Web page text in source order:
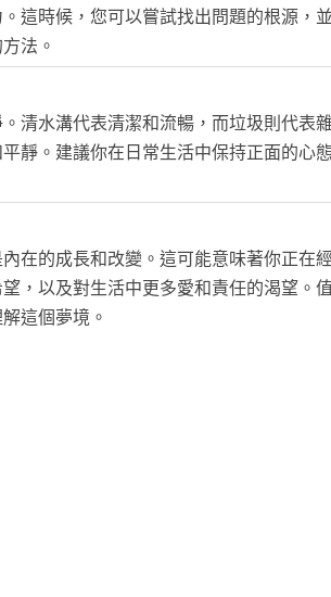
這時候，您可以嘗試找出問題的根源，
法。
清水溝代表清潔和流暢，而垃圾則代表
靜。建議你在日常生活中保持正面的心
在的成長和改變。這可能意味著你正在
，以及對生活中更多愛和責任的渴望。
這個夢境。